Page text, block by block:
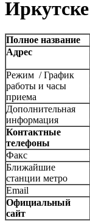
Иркутске
Полное название
Адрес
Режим / График
работы и часы
приема
Дополнительная
информация
Контактные
телефоны
Факс
Ближайшие
станции метро
Email
Официальный
сайт